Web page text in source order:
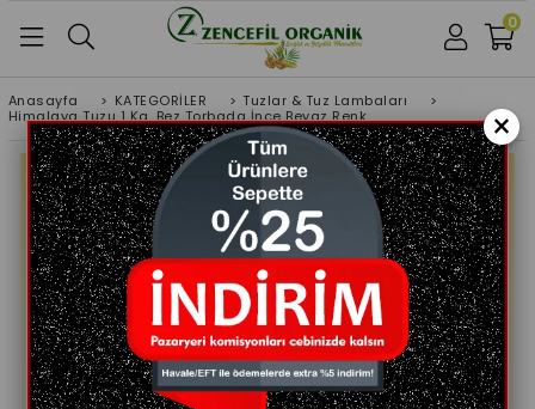
0
Anasayfa > KATEGORİLER > Tuzlar & Tuz Lambaları
>
Himalaya Tuzu 1 Kg. Bez Torbada İnce Beyaz Renk
×